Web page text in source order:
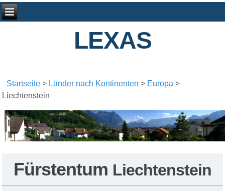
LEXAS
Startseite > Länder nach Kontinenten > Europa >
Liechtenstein
Fürstentum Liechtenstein